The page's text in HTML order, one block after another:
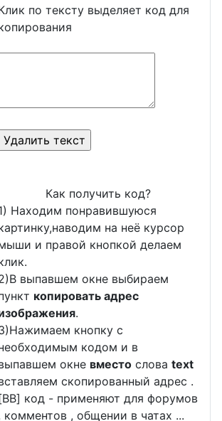
по тексту выделяет код для
Как получить код?
Находим понравившуюся
на неё курсор
и правой кнопкой делаем
выпавшем окне выбираем
копировать адрес
.
кнопку с
кодом и в
окне вместо слова text
скопированный адрес .
код - применяют для форумов
комментов , общении в чатах ...